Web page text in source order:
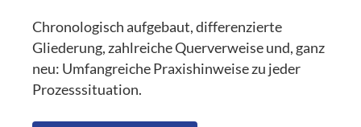
Chronologisch aufgebaut, differenzierte
Gliederung, zahlreiche Querverweise und, ganz
neu: Umfangreiche Praxishinweise zu jeder
Prozesssituation.